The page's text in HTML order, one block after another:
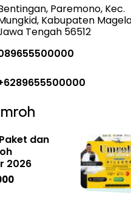
Paremono, Kec.
Kabupaten
Tengah 56512
dan
2026